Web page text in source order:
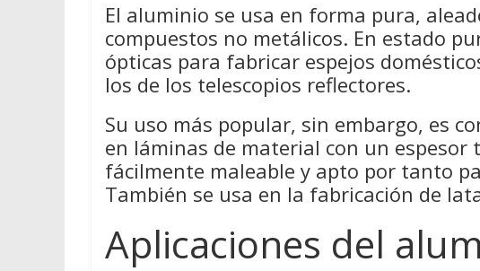
El aluminio se usa en forma pura,
compuestos no metálicos. En estado
ópticas para fabricar espejos
los de los telescopios reflectores.
Su uso más popular, sin embargo, es
en láminas de material con un espesor
fácilmente maleable y apto por tanto
También se usa en la fabricación de
Aplicaciones del